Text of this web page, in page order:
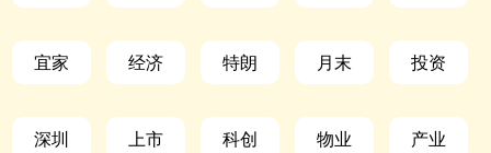
宜家 经济 特朗 月末 投资
深圳 上市 科创 物业 产业